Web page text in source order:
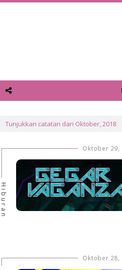
Tunjukkan catatan dari Oktober, 2018
Oktober 29,
Hiburan
Oktober 28,